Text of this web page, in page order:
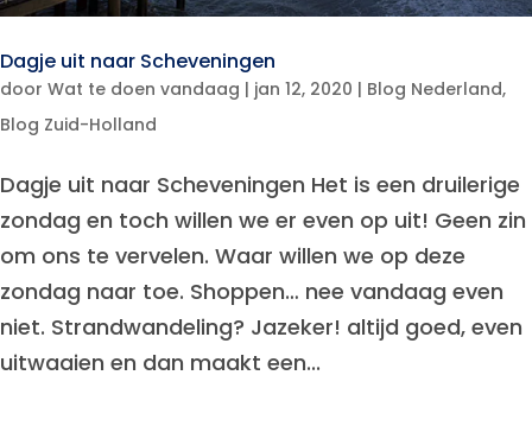
Dagje uit naar Scheveningen
door Wat te doen vandaag | jan 12, 2020 | Blog Nederland,
Blog Zuid-Holland
Dagje uit naar Scheveningen Het is een druilerige
zondag en toch willen we er even op uit! Geen zin
om ons te vervelen. Waar willen we op deze
zondag naar toe. Shoppen… nee vandaag even
niet. Strandwandeling? Jazeker! altijd goed, even
uitwaaien en dan maakt een...